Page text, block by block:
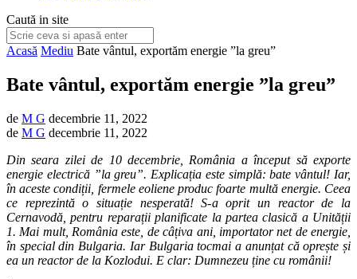
Caută in site
Acasă Mediu Bate vântul, exportăm energie ”la greu”
Bate vântul, exportăm energie ”la greu”
de M G decembrie 11, 2022
de M G decembrie 11, 2022
Din seara zilei de 10 decembrie, România a început să exporte
energie electrică ”la greu”. Explicația este simplă: bate vântul! Iar,
în aceste condiții, fermele eoliene produc foarte multă energie. Ceea
ce reprezintă o situație nesperată! S-a oprit un reactor de la
Cernavodă, pentru reparații planificate la partea clasică a Unității
1. Mai mult, România este, de câțiva ani, importator net de energie,
în special din Bulgaria. Iar Bulgaria tocmai a anunțat că oprește și
ea un reactor de la Kozlodui. E clar: Dumnezeu ține cu românii!